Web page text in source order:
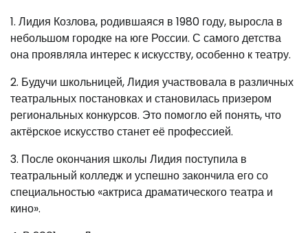
1. Лидия Козлова, родившаяся в 1980 году, выросла в
небольшом городке на юге России. С самого детства
она проявляла интерес к искусству, особенно к театру.
2. Будучи школьницей, Лидия участвовала в различных
театральных постановках и становилась призером
региональных конкурсов. Это помогло ей понять, что
актёрское искусство станет её профессией.
3. После окончания школы Лидия поступила в
театральный колледж и успешно закончила его со
специальностью «актриса драматического театра и
кино».